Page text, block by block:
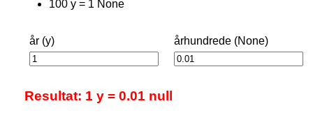
100 y = 1 None
år (y) århundrede (None)
Resultat: 1 y = 0.01 null